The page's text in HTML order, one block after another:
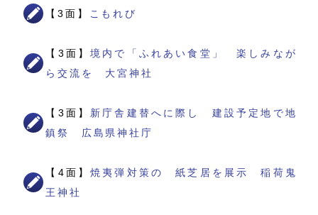
【3面】 こもれび
【3面】境内で「ふれあい食堂」 楽しみなが
ら交流を 大宮神社
【3面】 新庁舎建替へに際し 建設予定地で地
鎮祭 広島県神社庁
【4面】焼夷弾対策の 紙芝居を展示 稲荷鬼
王神社